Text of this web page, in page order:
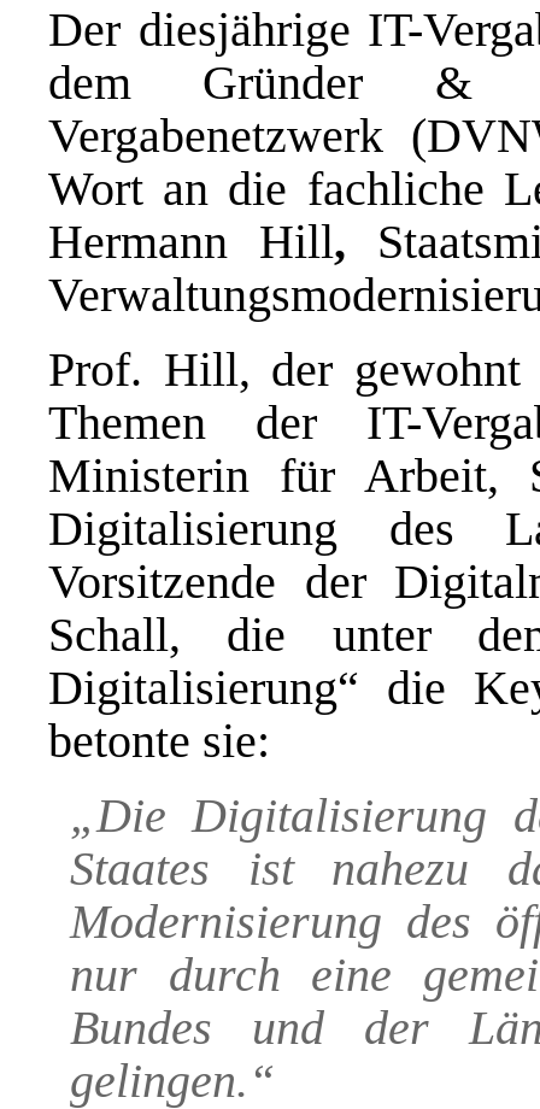
Der diesjährige IT-
dem Gründer &
Vergabenetzwerk
Wort an die fachliche
Hermann Hill,
Prof. Hill, der gewohnt
Themen der IT-
Ministerin für Arbeit,
Digitalisierung des
Vorsitzende der
Schall, die unter
Digitalisierung“ die
betonte sie:
„Die Digitalisierung
Staates ist nahezu
Modernisierung des
nur durch eine
Bundes und der
gelingen.“